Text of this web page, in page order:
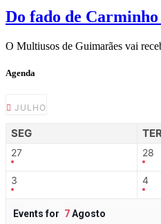
Do fado de
O Multiusos de Guimarães vai
Agenda
JULHO
SEG
27 28
3 4
Events for 7Agosto